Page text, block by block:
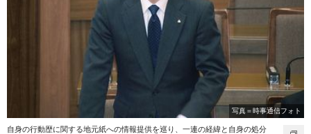
写真＝時事通信フォト
自身の行動歴に関する地元紙への情報提供を巡り、一連の経緯と自身の処分